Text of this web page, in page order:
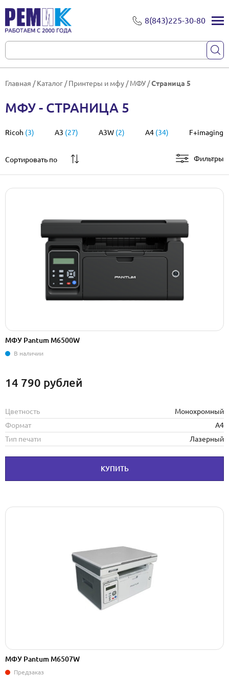
8(843)225-30-80
Главная /Каталог /Принтеры и мфу /МФУ /Страница 5
МФУ - СТРАНИЦА 5
Ricoh (3) A3 (27) A3W (2) A4 (34) F+imaging
Сортировать по Фильтры
МФУ Pantum M6500W
В наличии
14 790 рублей
Цветность
Монохромный
Формат
А4
Тип печати
Лазерный
КУПИТЬ
МФУ Pantum M6507W
Предзаказ